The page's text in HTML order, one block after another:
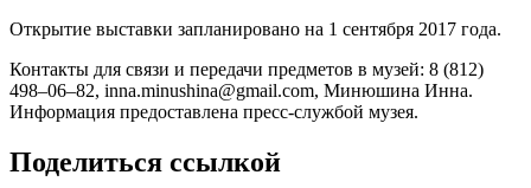
Открытие выставки запланировано на 1 сентября 2017 года.
Контакты для связи и передачи предметов в музей: 8 (812)
498–06–82, inna.minushina@gmail.com, Минюшина Инна.
Информация предоставлена пресс-службой музея.
Поделиться ссылкой